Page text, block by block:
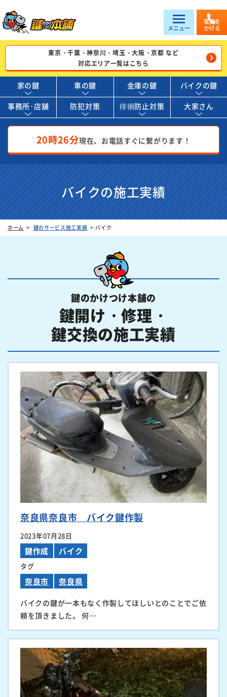
メニュー
電話を
かける
東京・千葉・神奈川・埼玉・大阪・京都 など
対応エリア一覧はこちら
家の鍵 車の鍵 金庫の鍵 バイクの鍵
事務所･店舗 防犯対策 徘徊防止対策 大家さん
20時26分現在、お電話すぐに繋がります！
バイクの施工実績
ホーム 鍵のサービス施工実績 バイク
鍵のかけつけ本舗の
鍵開け・修理・
鍵交換の施工実績
奈良県奈良市 バイク鍵作製
2023年07月28日
鍵作成 バイク
タグ
奈良市 奈良県
バイクの鍵が一本もなく作製してほしいとのことでご依
頼を頂きました。 何…